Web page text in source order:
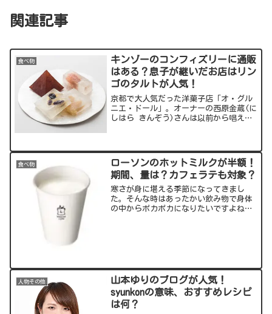
関連記事
食べ物
キンゾーのコンフィズリーに通販
はある？息子が継いだお店はリン
ゴのタルトが人気！
京都で大人気だった洋菓子店「オ・グル
ニエ・ドール」。オーナーの西原金蔵(に
しはら きんぞう)さんは以前から唱えて
オープン！今回の記事...
食べ物
ローソンのホットミルクが半額！
期間、量は？カフェラテも対象？
寒さが身に堪える季節になってきまし
た。そんな時はあったかい飲み物で身体
の中からポカポカになりたいですよね。
人物その他
山本ゆりのブログが人気！
syunkonの意味、おすすめレシピ
は何？